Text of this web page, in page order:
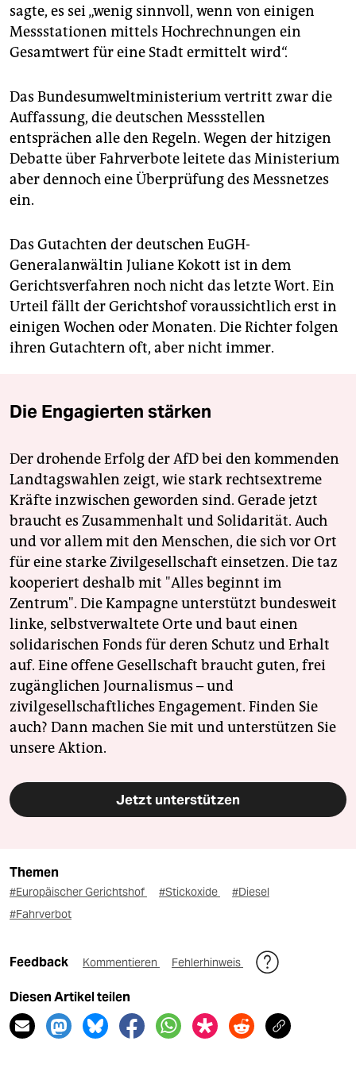
sagte, es sei „wenig sinnvoll, wenn von einigen
Messstationen mittels Hochrechnungen ein
Gesamtwert für eine Stadt ermittelt wird“.
Das Bundesumweltministerium vertritt zwar die
Auffassung, die deutschen Messstellen
entsprächen alle den Regeln. Wegen der hitzigen
Debatte über Fahrverbote leitete das Ministerium
aber dennoch eine Überprüfung des Messnetzes
ein.
Das Gutachten der deutschen EuGH-
Generalanwältin Juliane Kokott ist in dem
Gerichtsverfahren noch nicht das letzte Wort. Ein
Urteil fällt der Gerichtshof voraussichtlich erst in
einigen Wochen oder Monaten. Die Richter folgen
ihren Gutachtern oft, aber nicht immer.
Die Engagierten stärken
Der drohende Erfolg der AfD bei den kommenden
Landtagswahlen zeigt, wie stark rechtsextreme
Kräfte inzwischen geworden sind. Gerade jetzt
braucht es Zusammenhalt und Solidarität. Auch
und vor allem mit den Menschen, die sich vor Ort
für eine starke Zivilgesellschaft einsetzen. Die taz
kooperiert deshalb mit "Alles beginnt im
Zentrum". Die Kampagne unterstützt bundesweit
linke, selbstverwaltete Orte und baut einen
solidarischen Fonds für deren Schutz und Erhalt
auf. Eine offene Gesellschaft braucht guten, frei
zugänglichen Journalismus – und
zivilgesellschaftliches Engagement. Finden Sie
auch? Dann machen Sie mit und unterstützen Sie
unsere Aktion.
Jetzt unterstützen
Themen
#Europäischer Gerichtshof #Stickoxide
#Diesel
#Fahrverbot
Feedback Kommentieren Fehlerhinweis
Diesen Artikel teilen